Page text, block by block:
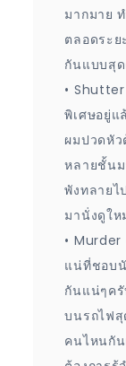
มากมาย
ตลอดระย
กันแบบสุด
•
พิเศษอยู่แ
ผมปวดหัว
หลายชั้นม
พังทลาย
มานั่งดูให
•
แน่ที่ชอบนั
กันแน่ๆค
บนรถไฟสุ
คนไหนกั